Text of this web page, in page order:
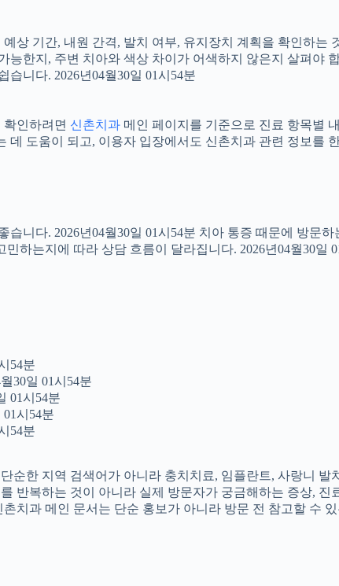
상 기간, 내원 간격, 발치 여부, 유지장치 계획을 확인하는
한지, 주변 치아와 색상 차이가 어색하지 않은지 살펴야
니다. 2026년04월30일 01시54분
확인하려면 신촌치과 메인 페이지를 기준으로 진료 항목별
도움이 되고, 이용자 입장에서도 신촌치과 관련 정보를
니다. 2026년04월30일 01시54분 치아 통증 때문에 방문
하는지에 따라 상담 흐름이 달라집니다. 2026년04월30
54분
30일 01시54분
01시54분
시54분
54분
순한 지역 검색어가 아니라 충치치료, 임플란트, 사랑니
반복하는 것이 아니라 실제 방문자가 궁금해하는 증상,
치과 메인 문서는 단순 홍보가 아니라 방문 전 참고할 수